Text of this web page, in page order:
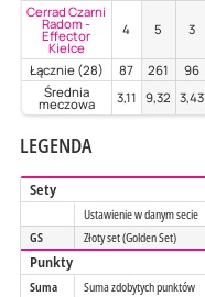
Cerrad Czarni
Radom -
Effector
Kielce
4 5 3
Łącznie (28) 87 261 96
Średnia
meczowa 3,11 9,32 3,43
LEGENDA
Sety
Ustawienie w danym secie
GS
Złoty set (Golden Set)
Punkty
Suma
Suma zdobytych punktów